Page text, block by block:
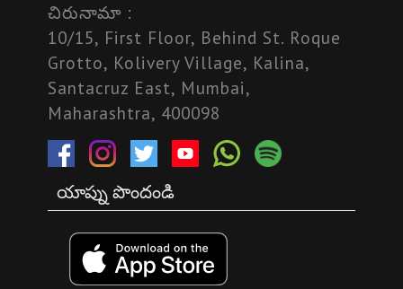
చిరునామా :
10/15, First Floor, Behind St. Roque
Grotto, Kolivery Village, Kalina,
Santacruz East, Mumbai,
Maharashtra, 400098
యాప్ను పొందండి